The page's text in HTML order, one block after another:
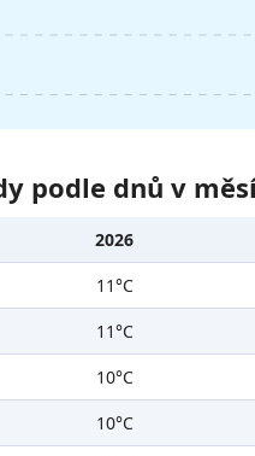
podle dnů v
2026
11°C
11°C
10°C
10°C